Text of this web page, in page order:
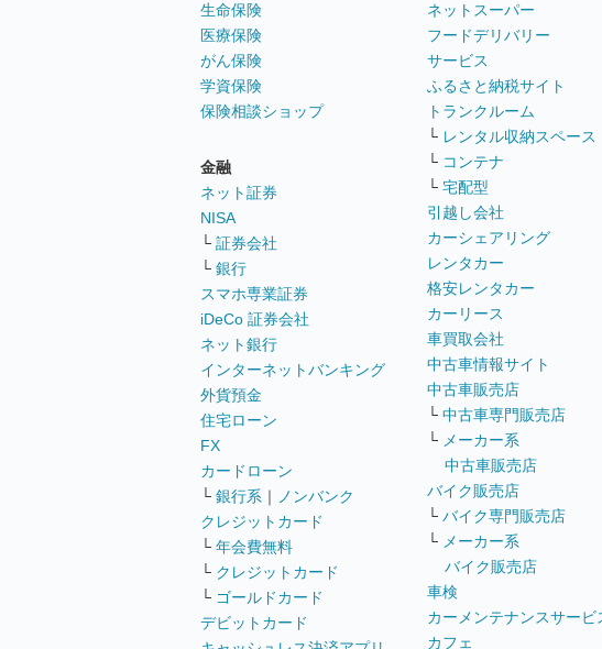
生命保険
医療保険
がん保険
学資保険
保険相談ショップ
金融
ネット証券
NISA
└ 証券会社
└ 銀行
スマホ専業証券
iDeCo 証券会社
ネット銀行
インターネットバンキング
外貨預金
住宅ローン
FX
カードローン
└ 銀行系 ｜
ノンバンク
クレジットカード
└ 年会費無料
└ クレジットカード
└ ゴールドカード
デビットカード
ネットスーパー
フードデリバリー
サービス
ふるさと納税サイト
トランクルーム
└ レンタル収納スペース
└ コンテナ
└ 宅配型
引越し会社
カーシェアリング
レンタカー
格安レンタカー
カーリース
車買取会社
中古車情報サイト
中古車販売店
└ 中古車専門販売店
└ メーカー系
中古車販売店
バイク販売店
└ バイク専門販売店
└ メーカー系
バイク販売店
車検
カーメンテナンスサービ
カフェ